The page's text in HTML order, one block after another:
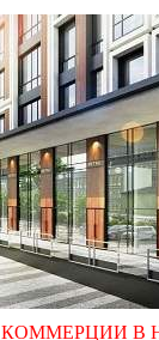
КОММЕРЦИИ В